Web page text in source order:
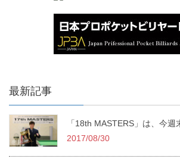
最新記事
「18th MASTERS」は、今週
2017/08/30